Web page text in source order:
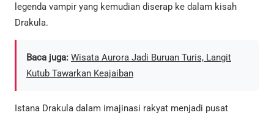
legenda vampir yang kemudian diserap ke dalam kisah
Drakula.
Baca juga: Wisata Aurora Jadi Buruan Turis, Langit
Kutub Tawarkan Keajaiban
Istana Drakula dalam imajinasi rakyat menjadi pusat